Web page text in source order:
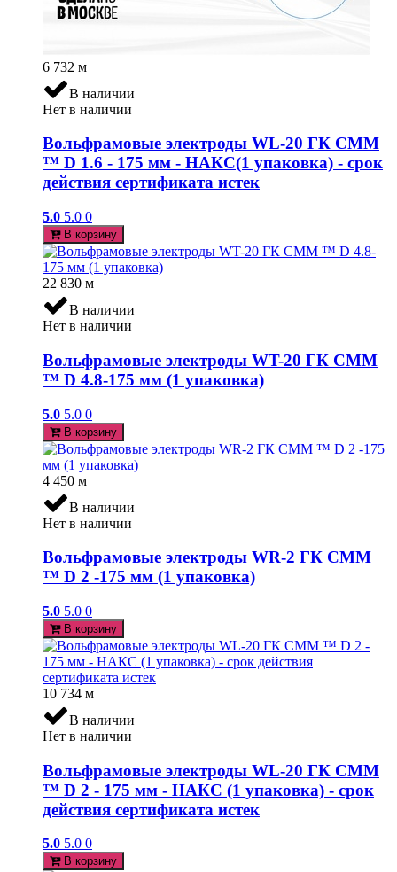
6 732 м
В наличии
Нет в наличии
Вольфрамовые электроды WL-20 ГК СММ
™ D 1.6 - 175 мм - НАКС(1 упаковка) - срок
действия сертификата истек
5.0 5.0 0
В корзину
22 830 м
В наличии
Нет в наличии
Вольфрамовые электроды WT-20 ГК СММ
™ D 4.8-175 мм (1 упаковка)
5.0 5.0 0
В корзину
4 450 м
В наличии
Нет в наличии
Вольфрамовые электроды WR-2 ГК СММ
™ D 2 -175 мм (1 упаковка)
5.0 5.0 0
В корзину
10 734 м
В наличии
Нет в наличии
Вольфрамовые электроды WL-20 ГК СММ
™ D 2 - 175 мм - НАКС (1 упаковка) - срок
действия сертификата истек
5.0 5.0 0
В корзину